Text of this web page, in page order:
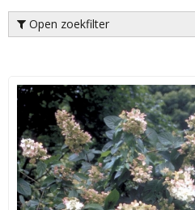
Open zoekfilter